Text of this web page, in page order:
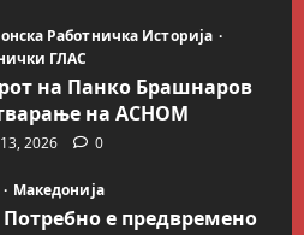
2026 0
Работничка Историја
ГЛАС
на Панко Брашнаров
на АСНОМ
2026 0
Македонија
е предвремено